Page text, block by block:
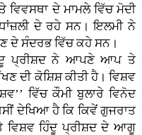
ਵਿਵਸਥਾ ਦੇ ਮਾਮਲੇ ਵਿੱਚ ਮੋਦੀ
ਦੇ ਰਹੇ ਸਨ। ਇਲਮੀ ਨੇ
ਦੇ ਸੰਦਰਭ ਵਿੱਚ ਕਹੇ ਸਨ।
ਪ੍ਰੀਸ਼ਦ ਨੇ ਆਪਣੇ ਆਪ ਤੇ
ਦੀ ਕੋਸ਼ਿਸ਼ ਕੀਤੀ ਹੈ। ਵਿਸ਼ਵ
ਵਿੱਚ ਕੌਮੀ ਬੁਲਾਰੇ ਵਿਨੋਦ
ਦੇਖਿਆ ਹੈ ਕਿ ਕਿਵੇਂ ਗੁਜਰਾਤ
ਵਿਸ਼ਵ ਹਿੰਦੂ ਪ੍ਰੀਸ਼ਦ ਦੇ ਆਗੂ